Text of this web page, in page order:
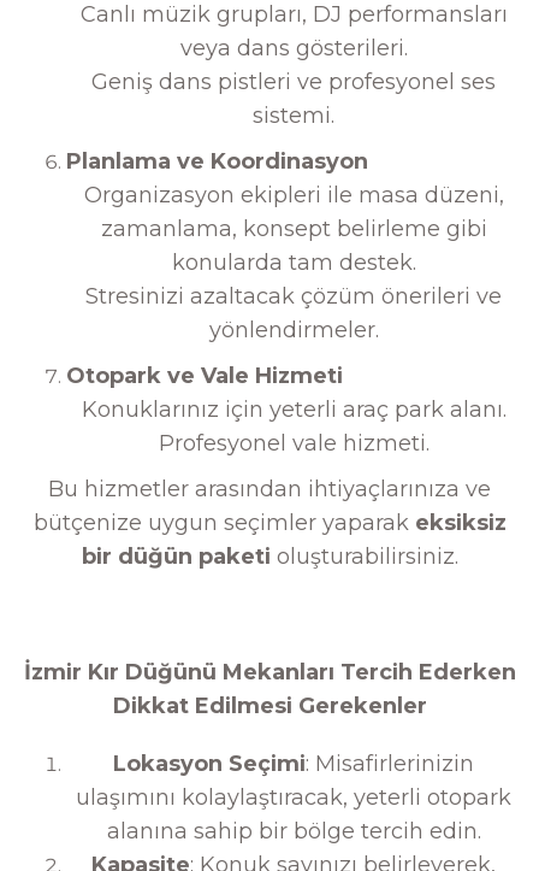
Canlı müzik grupları, DJ performansları
veya dans gösterileri.
Geniş dans pistleri ve profesyonel ses
sistemi.
Planlama ve Koordinasyon
Organizasyon ekipleri ile masa düzeni,
zamanlama, konsept belirleme gibi
konularda tam destek.
Stresinizi azaltacak çözüm önerileri ve
yönlendirmeler.
Otopark ve Vale Hizmeti
Konuklarınız için yeterli araç park alanı.
Profesyonel vale hizmeti.
Bu hizmetler arasından ihtiyaçlarınıza ve
bütçenize uygun seçimler yaparak eksiksiz
bir düğün paketi oluşturabilirsiniz.
İzmir Kır Düğünü Mekanları Tercih Ederken
Dikkat Edilmesi Gerekenler
Lokasyon Seçimi: Misafirlerinizin
ulaşımını kolaylaştıracak, yeterli otopark
alanına sahip bir bölge tercih edin.
Kapasite: Konuk sayınızı belirleyerek,